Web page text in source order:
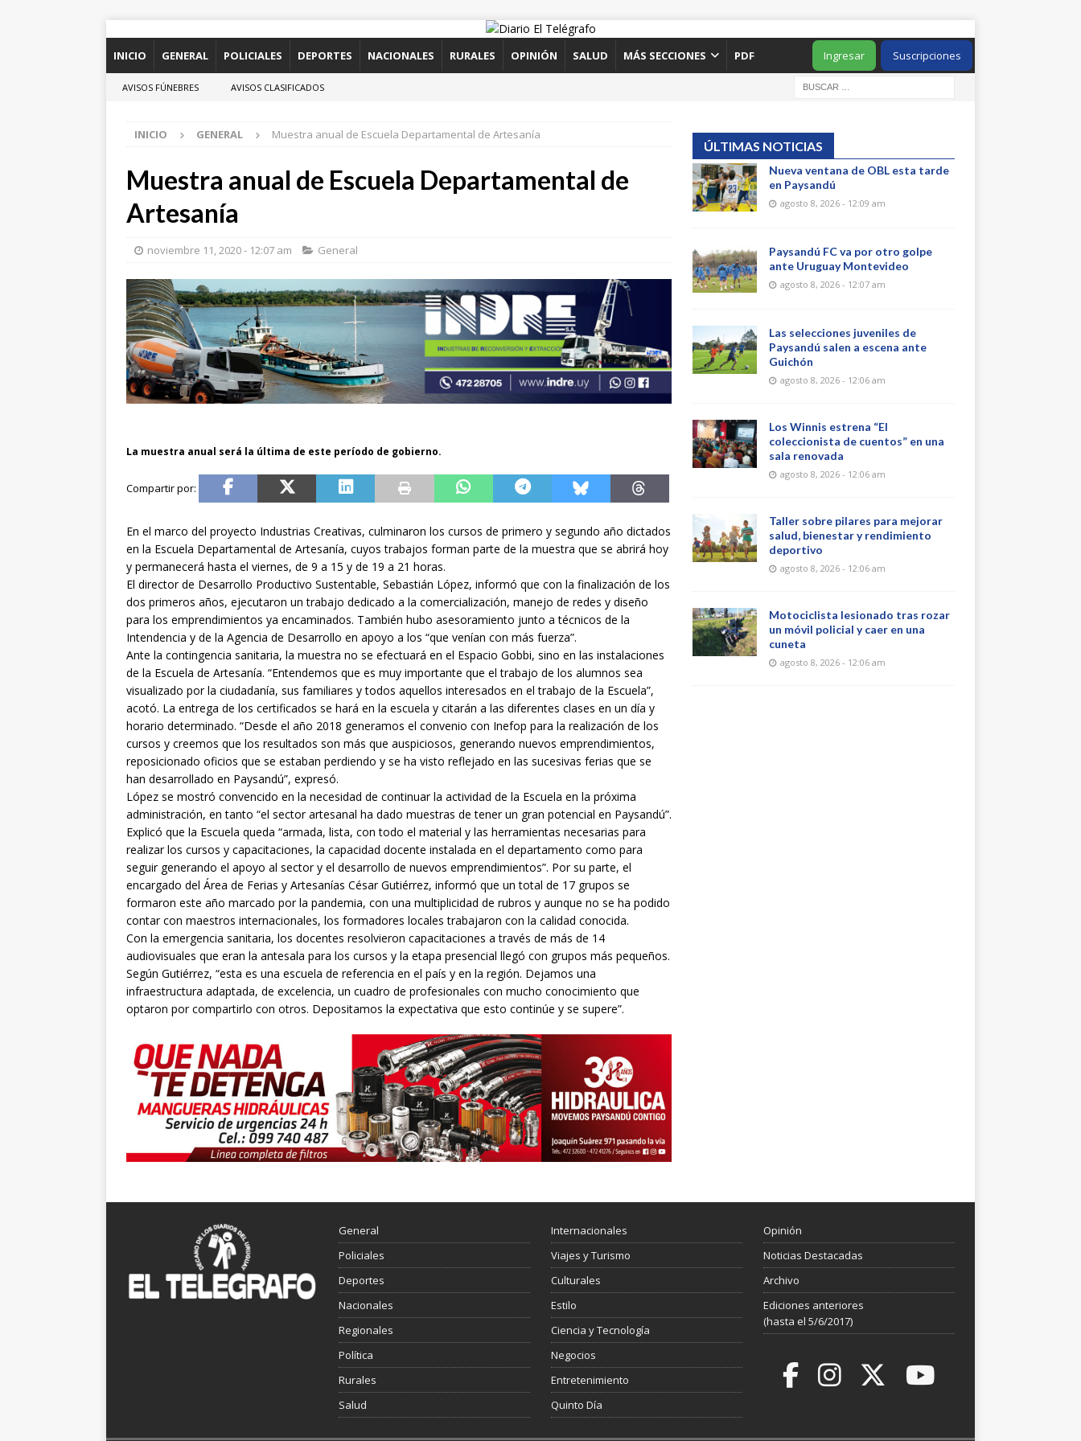
INICIO GENERAL POLICIALES DEPORTES NACIONALES RURALES OPINIÓN SALUD MÁS SECCIONES PDF Suscripciones
Ingresar
AVISOS FÚNEBRES AVISOS CLASIFICADOS
INICIO GENERAL Muestra anual de Escuela Departamental de Artesanía
Muestra anual de Escuela Departamental de
Artesanía
noviembre 11, 2020 - 12:07 am General
La muestra anual será la última de este período de gobierno.
En el marco del proyecto Industrias Creativas, culminaron los cursos de primero y segundo año dictados
en la Escuela Departamental de Artesanía, cuyos trabajos forman parte de la muestra que se abrirá hoy
y permanecerá hasta el viernes, de 9 a 15 y de 19 a 21 horas.
El director de Desarrollo Productivo Sustentable, Sebastián López, informó que con la finalización de los
dos primeros años, ejecutaron un trabajo dedicado a la comercialización, manejo de redes y diseño
para los emprendimientos ya encaminados. También hubo asesoramiento junto a técnicos de la
Intendencia y de la Agencia de Desarrollo en apoyo a los “que venían con más fuerza”.
Ante la contingencia sanitaria, la muestra no se efectuará en el Espacio Gobbi, sino en las instalaciones
de la Escuela de Artesanía. “Entendemos que es muy importante que el trabajo de los alumnos sea
visualizado por la ciudadanía, sus familiares y todos aquellos interesados en el trabajo de la Escuela”,
acotó. La entrega de los certificados se hará en la escuela y citarán a las diferentes clases en un día y
horario determinado. “Desde el año 2018 generamos el convenio con Inefop para la realización de los
cursos y creemos que los resultados son más que auspiciosos, generando nuevos emprendimientos,
reposicionado oficios que se estaban perdiendo y se ha visto reflejado en las sucesivas ferias que se
han desarrollado en Paysandú”, expresó.
López se mostró convencido en la necesidad de continuar la actividad de la Escuela en la próxima
administración, en tanto “el sector artesanal ha dado muestras de tener un gran potencial en Paysandú”.
Explicó que la Escuela queda “armada, lista, con todo el material y las herramientas necesarias para
realizar los cursos y capacitaciones, la capacidad docente instalada en el departamento como para
seguir generando el apoyo al sector y el desarrollo de nuevos emprendimientos”. Por su parte, el
encargado del Área de Ferias y Artesanías César Gutiérrez, informó que un total de 17 grupos se
formaron este año marcado por la pandemia, con una multiplicidad de rubros y aunque no se ha podido
contar con maestros internacionales, los formadores locales trabajaron con la calidad conocida.
Con la emergencia sanitaria, los docentes resolvieron capacitaciones a través de más de 14
audiovisuales que eran la antesala para los cursos y la etapa presencial llegó con grupos más pequeños.
Según Gutiérrez, “esta es una escuela de referencia en el país y en la región. Dejamos una
infraestructura adaptada, de excelencia, un cuadro de profesionales con mucho conocimiento que
optaron por compartirlo con otros. Depositamos la expectativa que esto continúe y se supere”.
ÚLTIMAS NOTICIAS
Nueva ventana de OBL esta tarde
en Paysandú
agosto 8, 2026 - 12:09 am
Paysandú FC va por otro golpe
ante Uruguay Montevideo
agosto 8, 2026 - 12:07 am
Las selecciones juveniles de
Paysandú salen a escena ante
Guichón
agosto 8, 2026 - 12:06 am
Los Winnis estrena “El
coleccionista de cuentos” en una
sala renovada
agosto 8, 2026 - 12:06 am
Taller sobre pilares para mejorar
salud, bienestar y rendimiento
deportivo
agosto 8, 2026 - 12:06 am
Motociclista lesionado tras rozar
un móvil policial y caer en una
cuneta
agosto 8, 2026 - 12:06 am
General
Policiales
Deportes
Nacionales
Regionales
Política
Rurales
Salud
Internacionales
Viajes y Turismo
Culturales
Estilo
Ciencia y Tecnología
Negocios
Entretenimiento
Quinto Día
Opinión
Noticias Destacadas
Archivo
Ediciones anteriores
(hasta el 5/6/2017)